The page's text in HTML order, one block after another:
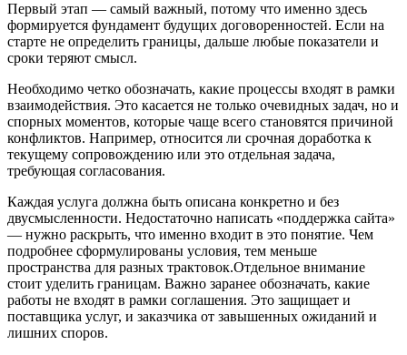
Первый этап — самый важный, потому что именно здесь
формируется фундамент будущих договоренностей. Если на
старте не определить границы, дальше любые показатели и
сроки теряют смысл.
Необходимо четко обозначать, какие процессы входят в рамки
взаимодействия. Это касается не только очевидных задач, но и
спорных моментов, которые чаще всего становятся причиной
конфликтов. Например, относится ли срочная доработка к
текущему сопровождению или это отдельная задача,
требующая согласования.
Каждая услуга должна быть описана конкретно и без
двусмысленности. Недостаточно написать «поддержка сайта»
— нужно раскрыть, что именно входит в это понятие. Чем
подробнее сформулированы условия, тем меньше
пространства для разных трактовок.Отдельное внимание
стоит уделить границам. Важно заранее обозначать, какие
работы не входят в рамки соглашения. Это защищает и
поставщика услуг, и заказчика от завышенных ожиданий и
лишних споров.